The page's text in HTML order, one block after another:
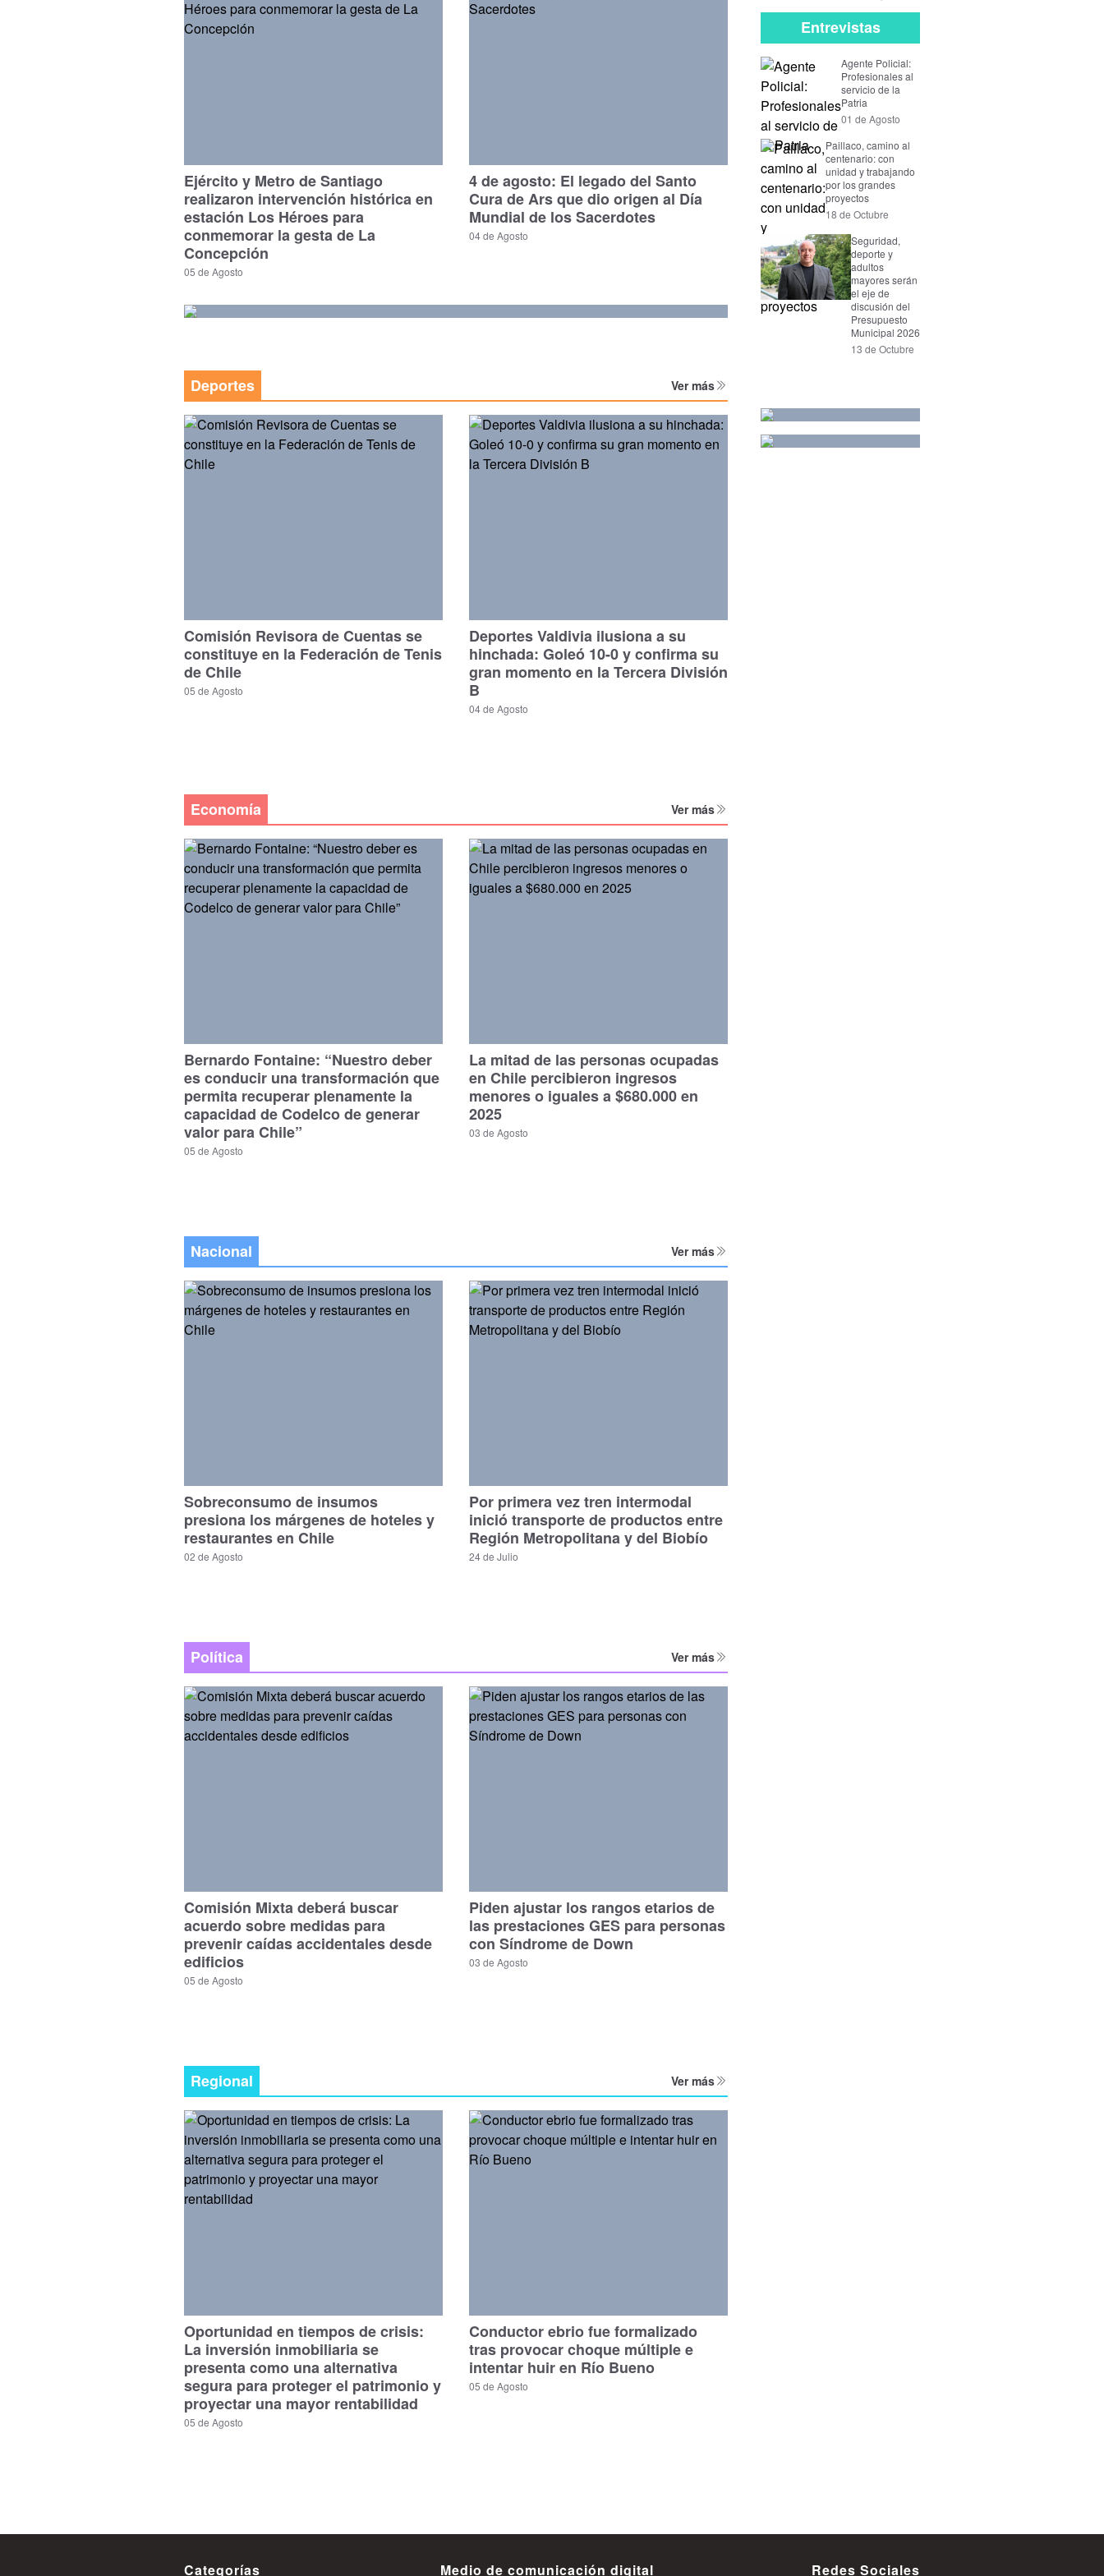
Ejército y Metro de Santiago
realizaron intervención histórica en
estación Los Héroes para
conmemorar la gesta de La
Concepción
05 de Agosto
4 de agosto: El legado del Santo
Cura de Ars que dio origen al Día
Mundial de los Sacerdotes
04 de Agosto
Deportes Ver más
Comisión Revisora de Cuentas se
constituye en la Federación de Tenis
de Chile
05 de Agosto
Deportes Valdivia ilusiona a su
hinchada: Goleó 10-0 y confirma su
gran momento en la Tercera División
B
04 de Agosto
Economía Ver más
Bernardo Fontaine: “Nuestro deber
es conducir una transformación que
permita recuperar plenamente la
capacidad de Codelco de generar
valor para Chile”
05 de Agosto
La mitad de las personas ocupadas
en Chile percibieron ingresos
menores o iguales a $680.000 en
2025
03 de Agosto
Nacional Ver más
Sobreconsumo de insumos
presiona los márgenes de hoteles y
restaurantes en Chile
02 de Agosto
Por primera vez tren intermodal
inició transporte de productos entre
Región Metropolitana y del Biobío
24 de Julio
Política Ver más
Comisión Mixta deberá buscar
acuerdo sobre medidas para
prevenir caídas accidentales desde
edificios
05 de Agosto
Piden ajustar los rangos etarios de
las prestaciones GES para personas
con Síndrome de Down
03 de Agosto
Regional Ver más
Oportunidad en tiempos de crisis:
La inversión inmobiliaria se
presenta como una alternativa
segura para proteger el patrimonio y
proyectar una mayor rentabilidad
05 de Agosto
Conductor ebrio fue formalizado
tras provocar choque múltiple e
intentar huir en Río Bueno
05 de Agosto
Entrevistas
Agente Policial:
Profesionales al
servicio de la
Patria
01 de Agosto
Paillaco, camino al
centenario: con
unidad y trabajando
por los grandes
proyectos
18 de Octubre
Seguridad,
deporte y
adultos
mayores serán
el eje de
discusión del
Presupuesto
Municipal 2026
13 de Octubre
Categorías Medio de comunicación digital Redes Sociales